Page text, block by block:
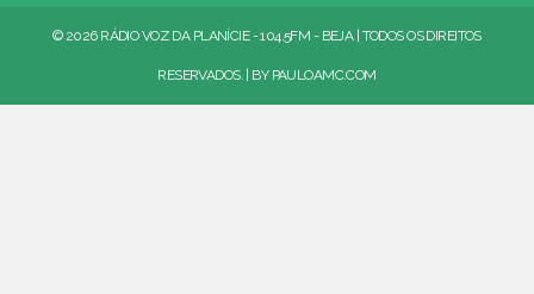
© 2026 RÁDIO VOZ DA PLANÍCIE - 104.5FM - BEJA | TODOS OS DIREITOS
RESERVADOS. | BY PAULOAMC.COM